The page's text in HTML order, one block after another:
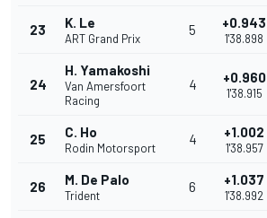
23 K. Le
ART Grand Prix
5 +0.943
1'38.898
24
H. Yamakoshi
Van Amersfoort
Racing
4 +0.960
1'38.915
25 C. Ho
Rodin Motorsport
4 +1.002
1'38.957
26 M. De Palo
Trident
6 +1.037
1'38.992